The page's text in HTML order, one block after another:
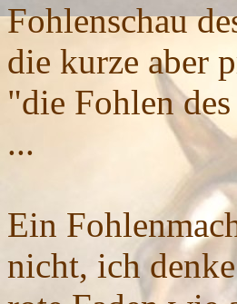
Fohlenschau
die kurze aber
"die Fohlen
...
Ein
nicht, ich